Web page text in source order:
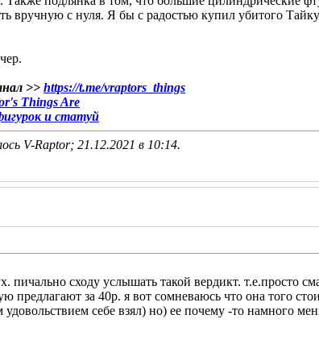
вручную с нуля. Я бы с радостью купил убитого
>> https://t.me/vraptors_things
Things Are
и статуй
V-Raptor; 21.12.2021 в 10:14.
пичально сходу услышать такой вердикт. т.е.просто
предлагают за 40р. я вот сомневаюсь что она того
себе взял) но) ее почему -то намного